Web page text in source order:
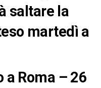
saltare la
martedì a
a Roma – 26